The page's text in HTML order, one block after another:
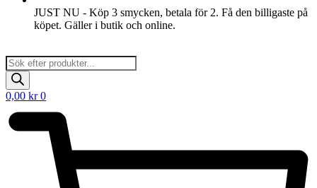
JUST NU - Köp 3 smycken, betala för 2. Få den billigaste på
köpet. Gäller i butik och online.
Products
search
0,00 kr 0